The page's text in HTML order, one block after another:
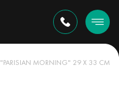
"PARISIAN MORNING" 29 X 33 CM